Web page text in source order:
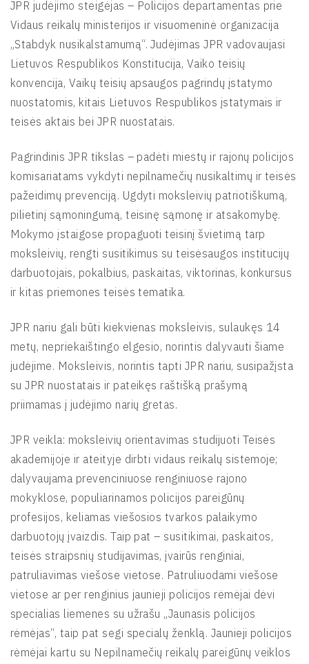
JPR judėjimo steigėjas – Policijos departamentas prie
Vidaus reikalų ministerijos ir visuomeninė organizacija
„Stabdyk nusikalstamumą“. Judėjimas JPR vadovaujasi
Lietuvos Respublikos Konstitucija, Vaiko teisių
konvencija, Vaikų teisių apsaugos pagrindų įstatymo
nuostatomis, kitais Lietuvos Respublikos įstatymais ir
teisės aktais bei JPR nuostatais.
Pagrindinis JPR tikslas – padėti miestų ir rajonų policijos
komisariatams vykdyti nepilnamečių nusikaltimų ir teisės
pažeidimų prevenciją. Ugdyti moksleivių patriotiškumą,
pilietinį sąmoningumą, teisinę sąmonę ir atsakomybę.
Mokymo įstaigose propaguoti teisinį švietimą tarp
moksleivių, rengti susitikimus su teisėsaugos institucijų
darbuotojais, pokalbius, paskaitas, viktorinas, konkursus
ir kitas priemones teisės tematika.
JPR nariu gali būti kiekvienas moksleivis, sulaukęs 14
metų, nepriekaištingo elgesio, norintis dalyvauti šiame
judėjime. Moksleivis, norintis tapti JPR nariu, susipažįsta
su JPR nuostatais ir pateikęs raštišką prašymą
priimamas į judėjimo narių gretas.
JPR veikla: moksleivių orientavimas studijuoti Teisės
akademijoje ir ateityje dirbti vidaus reikalų sistemoje;
dalyvaujama prevenciniuose renginiuose rajono
mokyklose, populiarinamos policijos pareigūnų
profesijos, keliamas viešosios tvarkos palaikymo
darbuotojų įvaizdis. Taip pat – susitikimai, paskaitos,
teisės straipsnių studijavimas, įvairūs renginiai,
patruliavimas viešose vietose. Patruliuodami viešose
vietose ar per renginius jaunieji policijos rėmėjai dėvi
specialias liemenes su užrašu „Jaunasis policijos
rėmėjas“, taip pat segi specialų ženklą. Jaunieji policijos
rėmėjai kartu su Nepilnamečių reikalų pareigūnų veiklos